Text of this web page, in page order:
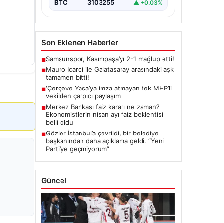
BTC 3103255 ▲ +0.03%
Son Eklenen Haberler
■Samsunspor, Kasımpaşa’yı 2-1 mağlup etti!
■Mauro Icardi ile Galatasaray arasındaki aşk
tamamen bitti!
■‘Çerçeve Yasa’ya imza atmayan tek MHP’li
vekilden çarpıcı paylaşım
■Merkez Bankası faiz kararı ne zaman?
Ekonomistlerin nisan ayı faiz beklentisi
belli oldu
■Gözler İstanbul’a çevrildi, bir belediye
başkanından daha açıklama geldi. “Yeni
Parti’ye geçmiyorum”
Güncel